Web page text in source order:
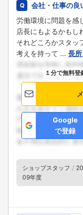
会社・仕事の良
労働環境に問題を感
店長にもよるかもし
それどころかスタッ
考えを持って ... 長
１分で無料
Google
で登録
ショップスタッフ
09年度